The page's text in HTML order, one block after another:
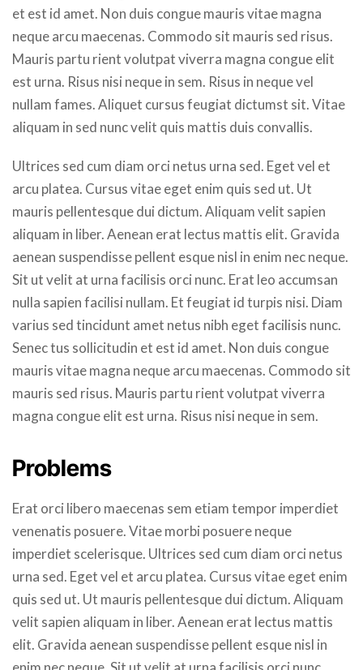
et est id amet. Non duis congue mauris vitae magna
neque arcu maecenas. Commodo sit mauris sed risus.
Mauris partu rient volutpat viverra magna congue elit
est urna. Risus nisi neque in sem. Risus in neque vel
nullam fames. Aliquet cursus feugiat dictumst sit. Vitae
aliquam in sed nunc velit quis mattis duis convallis.
Ultrices sed cum diam orci netus urna sed. Eget vel et
arcu platea. Cursus vitae eget enim quis sed ut. Ut
mauris pellentesque dui dictum. Aliquam velit sapien
aliquam in liber. Aenean erat lectus mattis elit. Gravida
aenean suspendisse pellent esque nisl in enim nec neque.
Sit ut velit at urna facilisis orci nunc. Erat leo accumsan
nulla sapien facilisi nullam. Et feugiat id turpis nisi. Diam
varius sed tincidunt amet netus nibh eget facilisis nunc.
Senec tus sollicitudin et est id amet. Non duis congue
mauris vitae magna neque arcu maecenas. Commodo sit
mauris sed risus. Mauris partu rient volutpat viverra
magna congue elit est urna. Risus nisi neque in sem.
Problems
Erat orci libero maecenas sem etiam tempor imperdiet
venenatis posuere. Vitae morbi posuere neque
imperdiet scelerisque. Ultrices sed cum diam orci netus
urna sed. Eget vel et arcu platea. Cursus vitae eget enim
quis sed ut. Ut mauris pellentesque dui dictum. Aliquam
velit sapien aliquam in liber. Aenean erat lectus mattis
elit. Gravida aenean suspendisse pellent esque nisl in